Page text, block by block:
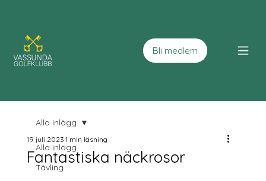
Bli medlem
Alla inlägg
Tävling
Alla inlägg
Fantastiska näckrosor
19 juli 20231 min läsning